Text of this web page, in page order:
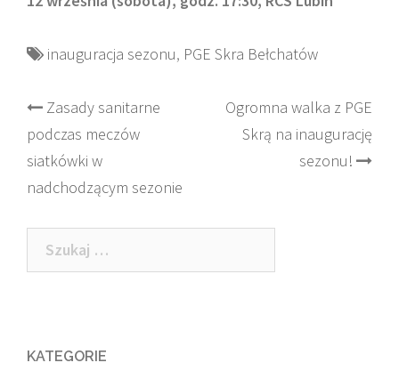
inauguracja sezonu, PGE Skra Bełchatów
Post
navigation
Zasady sanitarne
podczas meczów
siatkówki w
nadchodzącym sezonie
Ogromna walka z PGE
Skrą na inaugurację
sezonu!
Szukaj:
KATEGORIE